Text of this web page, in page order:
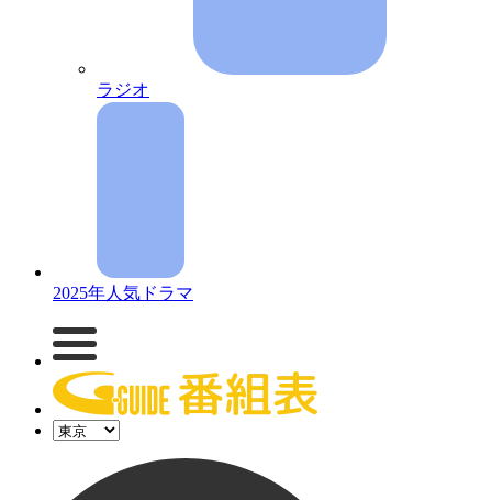
ラジオ
2025年人気ドラマ